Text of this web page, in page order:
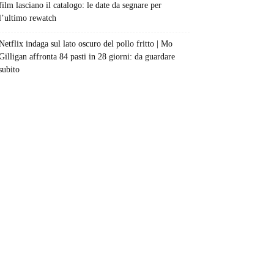
lasciano il catalogo: le date da segnare per
rewatch
indaga sul lato oscuro del pollo fritto | Mo
affronta 84 pasti in 28 giorni: da guardare